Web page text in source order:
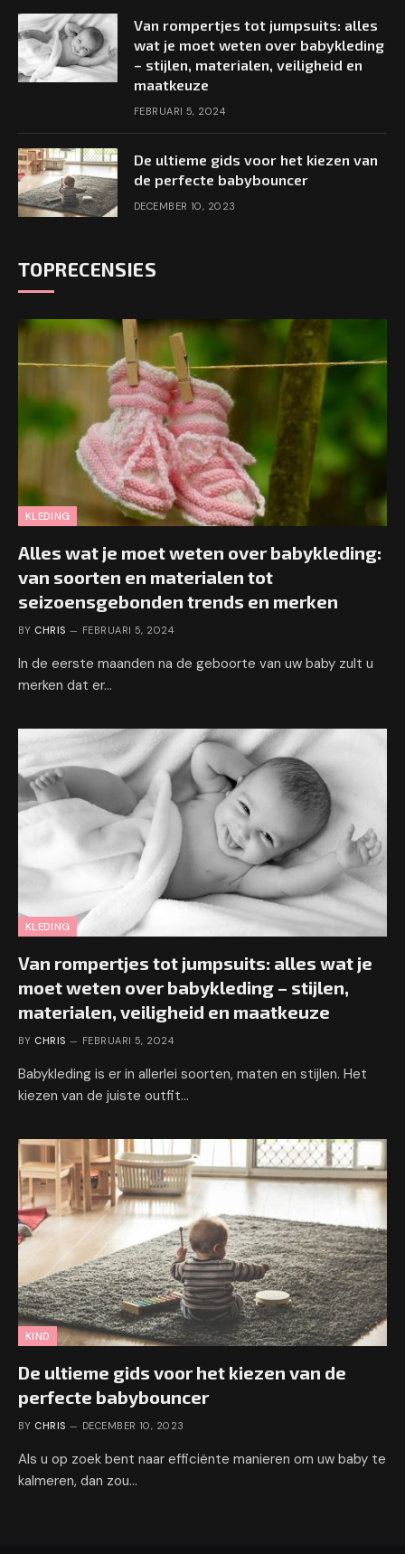
Van rompertjes tot jumpsuits: alles
wat je moet weten over babykleding
– stijlen, materialen, veiligheid en
maatkeuze
FEBRUARI 5, 2024
De ultieme gids voor het kiezen van
de perfecte babybouncer
DECEMBER 10, 2023
TOPRECENSIES
KLEDING
Alles wat je moet weten over babykleding:
van soorten en materialen tot
seizoensgebonden trends en merken
BY CHRIS FEBRUARI 5, 2024
In de eerste maanden na de geboorte van uw baby zult u
merken dat er…
KLEDING
Van rompertjes tot jumpsuits: alles wat je
moet weten over babykleding – stijlen,
materialen, veiligheid en maatkeuze
BY CHRIS FEBRUARI 5, 2024
Babykleding is er in allerlei soorten, maten en stijlen. Het
kiezen van de juiste outfit…
KIND
De ultieme gids voor het kiezen van de
perfecte babybouncer
BY CHRIS DECEMBER 10, 2023
Als u op zoek bent naar efficiënte manieren om uw baby te
kalmeren, dan zou…